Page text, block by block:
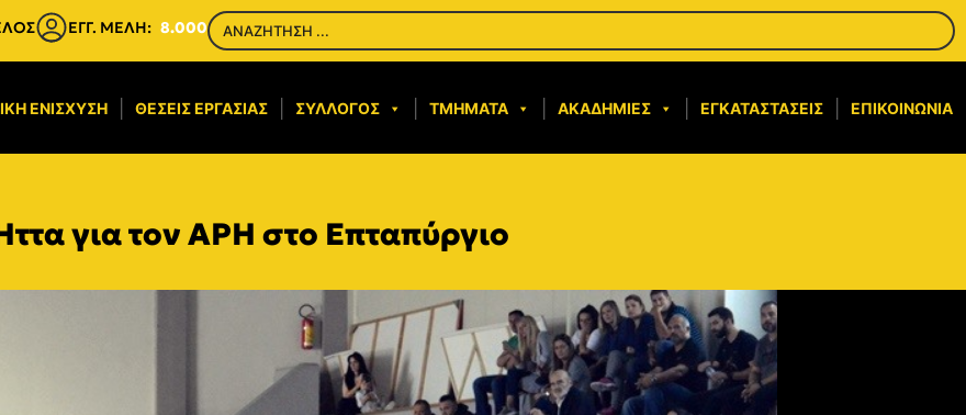
ΕΓΓ. ΜΕΛΗ: 8.000
ΕΝΊΣΧΥΣΗ​ ΘΈΣΕΙΣ ΕΡΓΑΣΊΑΣ ΣΎΛΛΟΓΟΣ ΤΜΉΜΑΤΑ ΑΚΑΔΗΜΊΕΣ ΕΓΚΑΤΑΣΤΆΣΕΙΣ ΕΠΙΚΟΙΝΩΝΊΑ
για τον ΑΡΗ στο Επταπύργιο